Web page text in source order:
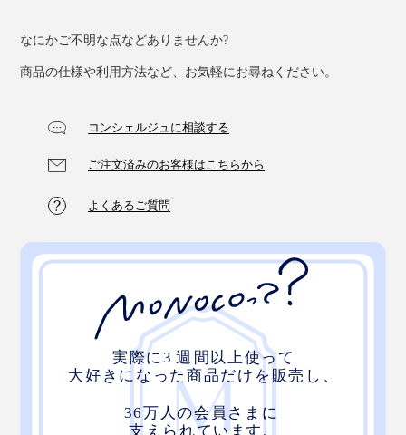
なにかご不明な点などありませんか?
商品の仕様や利用方法など、お気軽にお尋ねください。
コンシェルジュに相談する
ご注文済みのお客様はこちらから
よくあるご質問